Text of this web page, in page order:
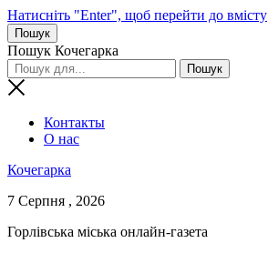
Натисніть "Enter", щоб перейти до вмісту
Пошук
Пошук Кочегарка
Контакты
О нас
Кочегарка
7 Серпня , 2026
Горлівська міська онлайн-газета